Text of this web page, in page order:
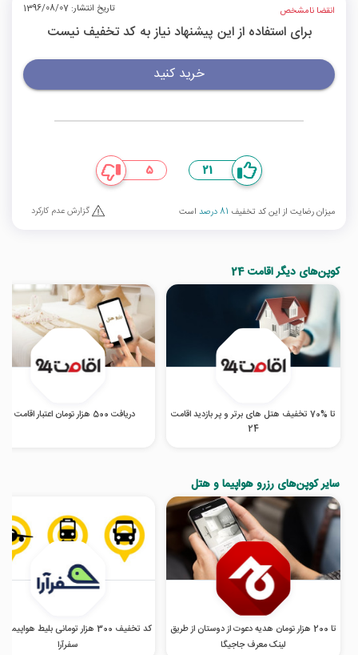
انقضا نامشخص تاریخ انتشار: 1396/08/07
برای استفاده از این پیشنهاد نیاز به کد تخفیف نیست
خرید کنید
21
5
میزان رضایت از این کد تخفیف 81 درصد است گزارش عدم کارکرد
کوپن‌های دیگر اقامت 24
تا %70 تخفیف هتل‌ های برتر و پر بازدید اقامت
24
دریافت 500 هزار تومان اعتبار اقامت 24
سایر کوپن‌های رزرو هواپیما و هتل
تا 200 هزار تومان هدیه دعوت از دوستان از طریق
لینک معرف جاجیگا
کد تخفیف 300 هزار تومانی بلیط
سفرآرا